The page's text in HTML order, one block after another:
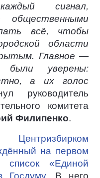
сигнал,
общественными
всё, чтобы
области
Главное —
были уверены:
а их голос
руководитель
комитета
Филипенко.
Центризбирком
на первом
список «Единой
Госдуму. В него